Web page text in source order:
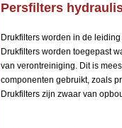
u
a
r
Persfilters
Drukfilters worden in de
Drukfilters worden toegepast
van verontreiniging. Dit is
componenten gebruikt, zoals
Drukfilters zijn zwaar van